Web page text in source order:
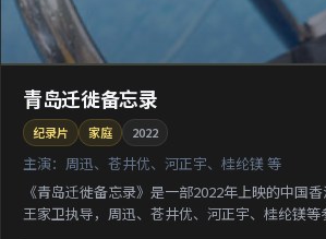
青岛迁徙备忘录
纪录片 家庭 2022
主演： 周迅、苍井优、河正宇、桂纶镁 等
《青岛迁徙备忘录》是一部2022年上映的中国
王家卫执导，周迅、苍井优、河正宇、桂纶镁